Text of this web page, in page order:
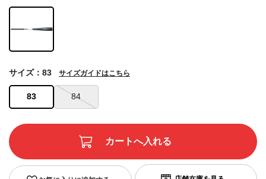
83 84
サイズ：83 サイズガイドはこちら